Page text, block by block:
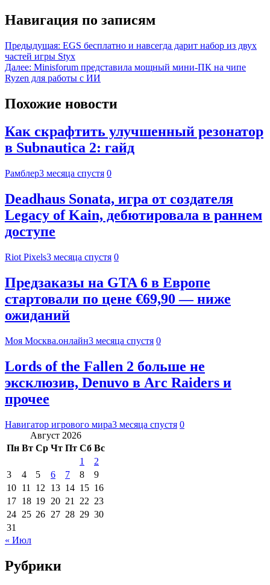
Навигация по записям
Предыдущая: EGS бесплатно и навсегда дарит набор из двух
частей игры Styx
Далее: Minisforum представила мощный мини-ПК на чипе
Ryzen для работы с ИИ
Похожие новости
Как скрафтить улучшенный резонатор
в Subnautica 2: гайд
Рамблер3 месяца спустя 0
Deadhaus Sonata, игра от создателя
Legacy of Kain, дебютировала в раннем
доступе
Riot Pixels3 месяца спустя 0
Предзаказы на GTA 6 в Европе
стартовали по цене €69,90 — ниже
ожиданий
Моя Москва.онлайн3 месяца спустя 0
Lords of the Fallen 2 больше не
эксклюзив, Denuvo в Arc Raiders и
прочее
Навигатор игрового мира3 месяца спустя 0
Август 2026
Пн Вт Ср Чт Пт Сб Вс
1
2
3
4 5 6 7 8
9
10 11 12 13 14 15 16
17 18 19 20 21 22 23
24 25 26 27 28 29 30
31
« Июл
Рубрики